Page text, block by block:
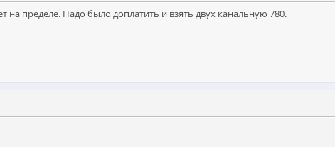
на пределе. Надо было доплатить и взять двух канальную 780.